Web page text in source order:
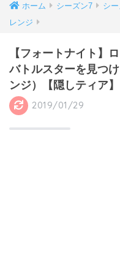
ホーム シーズン7 シ
レンジ
【フォートナイト】
バトルスターを見つ
ンジ）【隠しティア】
2019/01/29